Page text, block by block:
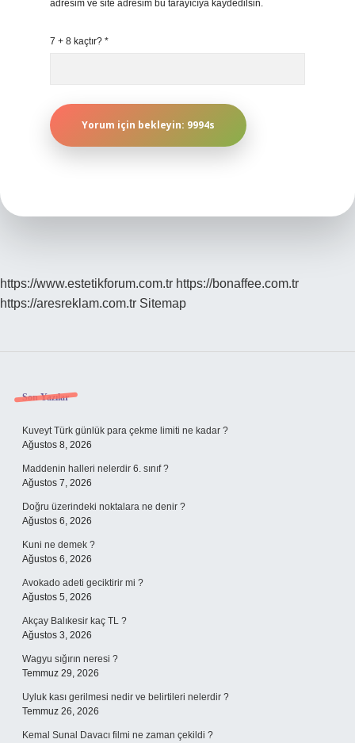
adresim ve site adresim bu tarayıcıya kaydedilsin.
7 + 8 kaçtır? *
https://www.estetikforum.com.tr https://bonaffee.com.tr
https://aresreklam.com.tr Sitemap
Sidebar
Son Yazılar
Kuveyt Türk günlük para çekme limiti ne kadar ?
Ağustos 8, 2026
Maddenin halleri nelerdir 6. sınıf ?
Ağustos 7, 2026
Doğru üzerindeki noktalara ne denir ?
Ağustos 6, 2026
Kuni ne demek ?
Ağustos 6, 2026
Avokado adeti geciktirir mi ?
Ağustos 5, 2026
Akçay Balıkesir kaç TL ?
Ağustos 3, 2026
Wagyu sığırın neresi ?
Temmuz 29, 2026
Uyluk kası gerilmesi nedir ve belirtileri nelerdir ?
Temmuz 26, 2026
Kemal Sunal Davacı filmi ne zaman çekildi ?